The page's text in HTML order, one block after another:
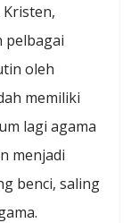
pelbagai
oleh
memiliki
lagi agama
menjadi
benci, saling